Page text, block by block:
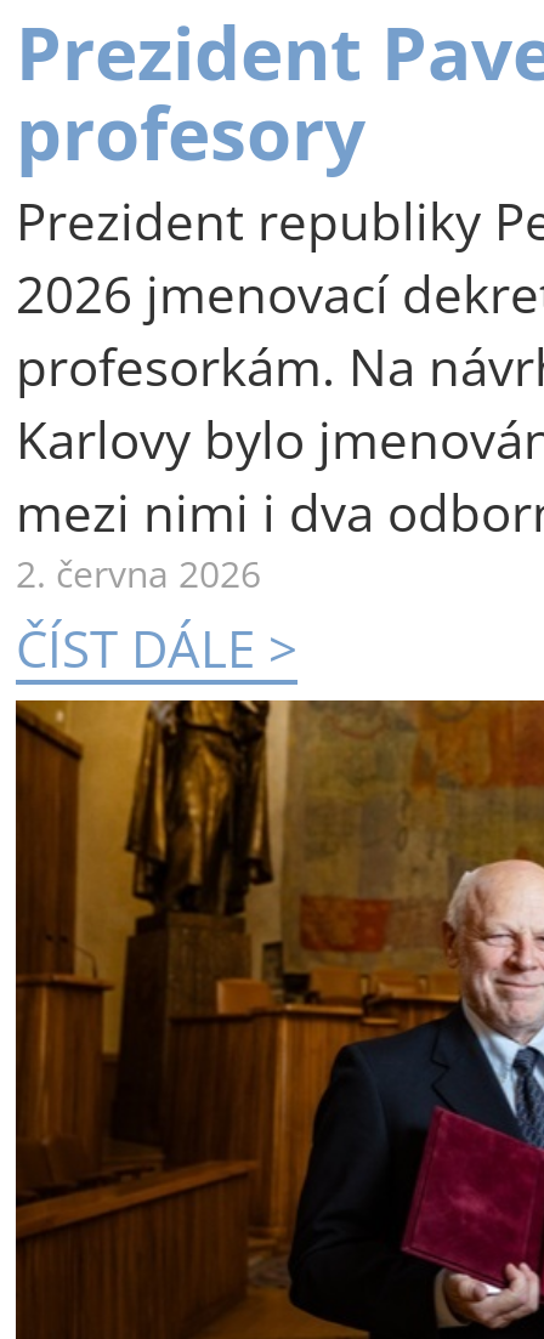
Prezident
profesory
Prezident republiky
2026 jmenovací
profesorkám. Na
Karlovy bylo
mezi nimi i dva
2. června 2026
ČÍST DÁLE >